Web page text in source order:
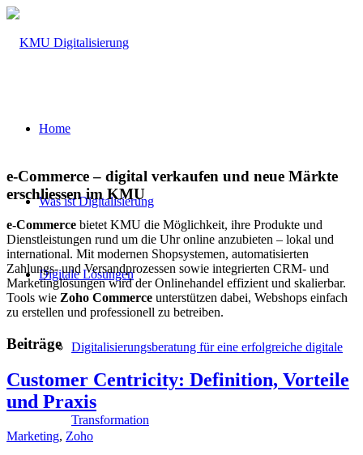
Home
Was ist Digitalisierung
Digitale Lösungen
Digitalisierungsberatung für eine erfolgreiche digitale
Transformation
e-Commerce – digital verkaufen und neue Märkte
erschliessen im KMU
e-Commerce bietet KMU die Möglichkeit, ihre Produkte und
Dienstleistungen rund um die Uhr online anzubieten – lokal und
international. Mit modernen Shopsystemen, automatisierten
Zahlungs- und Versandprozessen sowie integrierten CRM- und
Marketinglösungen wird der Onlinehandel effizient und skalierbar.
Tools wie Zoho Commerce unterstützen dabei, Webshops einfach
zu erstellen und professionell zu betreiben.
Beiträge
Customer Centricity: Definition, Vorteile
und Praxis
Marketing, Zoho